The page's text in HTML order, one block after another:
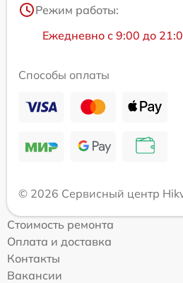
Режим работы:
Ежедневно с 9:00 до
Способы оплаты
© 2026 Сервисный центр
Стоимость ремонта
Оплата и доставка
Контакты
Вакансии